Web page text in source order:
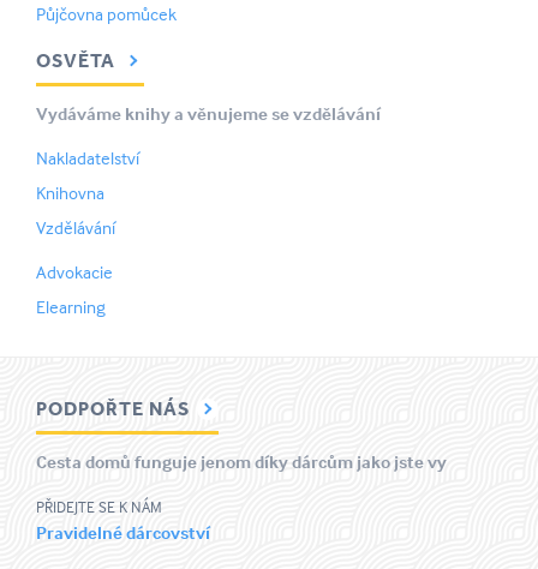
Půjčovna pomůcek
OSVĚTA
Vydáváme knihy a věnujeme se vzdělávání
Nakladatelství
Knihovna
Vzdělávání
Advokacie
Elearning
PODPOŘTE NÁS
Cesta domů funguje jenom díky dárcům jako jste vy
PŘIDEJTE SE K NÁM
Pravidelné dárcovství